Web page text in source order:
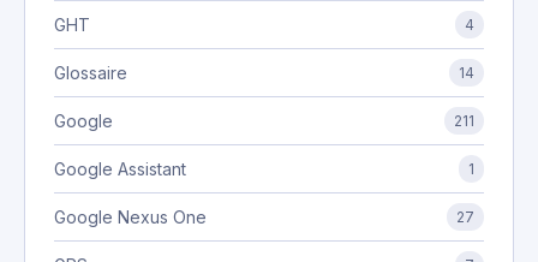
GHT 4
Glossaire 14
Google 211
Google Assistant 1
Google Nexus One 27